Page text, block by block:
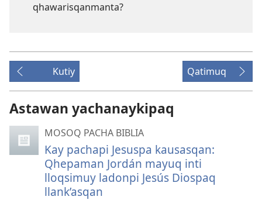
qhawarisqanmanta?
Kutiy Qatimuq
Astawan yachanaykipaq
MOSOQ PACHA BIBLIA
Kay pachapi Jesuspa kausasqan:
Qhepaman Jordán mayuq inti
lloqsimuy ladonpi Jesús Diospaq
llank’asqan